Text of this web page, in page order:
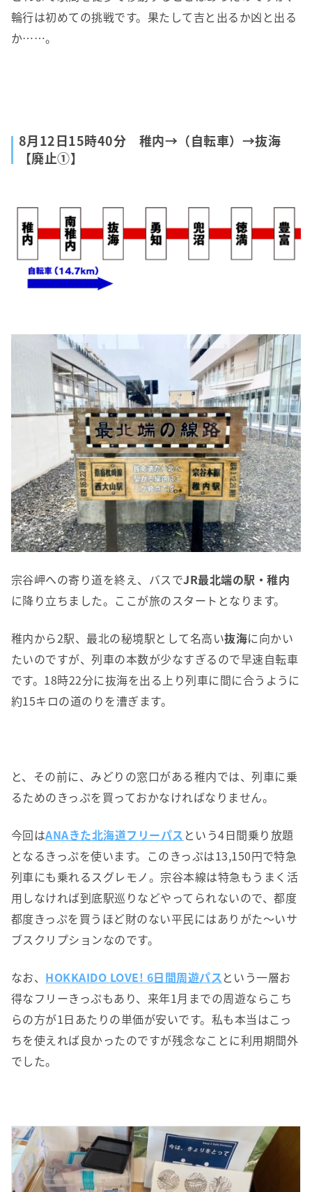
輪行は初めての挑戦です。果たして吉と出るか凶と出る
か……。
8月12日15時40分 稚内→（自転車）→抜海
【廃止①】
宗谷岬への寄り道を終え、バスでJR最北端の駅・稚内
に降り立ちました。ここが旅のスタートとなります。
稚内から2駅、最北の秘境駅として名高い抜海に向かい
たいのですが、列車の本数が少なすぎるので早速自転車
です。18時22分に抜海を出る上り列車に間に合うように
約15キロの道のりを漕ぎます。
と、その前に、みどりの窓口がある稚内では、列車に乗
るためのきっぷを買っておかなければなりません。
今回はANAきた北海道フリーパス という4日間乗り放題
となるきっぷを使います。このきっぷは13,150円で特急
列車にも乗れるスグレモノ。宗谷本線は特急もうまく活
用しなければ到底駅巡りなどやってられないので、都度
都度きっぷを買うほど財のない平民にはありがた〜いサ
ブスクリプションなのです。
なお、 HOKKAIDO LOVE! 6日間周遊パス という一層お
得なフリーきっぷもあり、来年1月までの周遊ならこち
らの方が1日あたりの単価が安いです。私も本当はこっ
ちを使えれば良かったのですが残念なことに利用期間外
でした。